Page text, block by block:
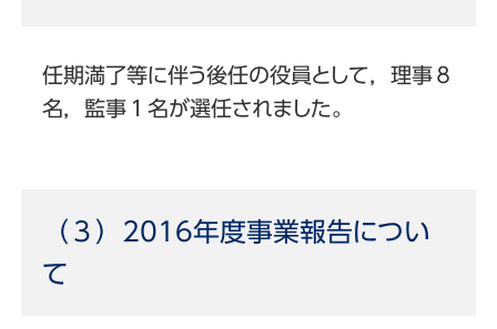
任期満了等に伴う後任の役員として，理事８
名，監事１名が選任されました。
（３）2016年度事業報告につい
て